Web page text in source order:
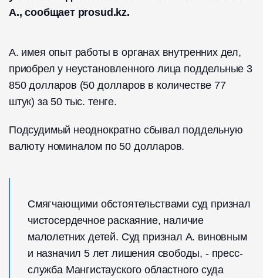
А., сообщает prosud.kz.
А. имея опыт работы в органах внутренних дел,
приобрел у неустановленного лица поддельные 3
850 долларов (50 долларов в количестве 77
штук) за 50 тыс. тенге.
Подсудимый неоднократно сбывал поддельную
валюту номиналом по 50 долларов.
Смягчающими обстоятельствами суд признал
чистосердечное раскаяние, наличие
малолетних детей. Суд признал А. виновным
и назначил 5 лет лишения свободы, - пресс-
служба Мангистауского областного суда